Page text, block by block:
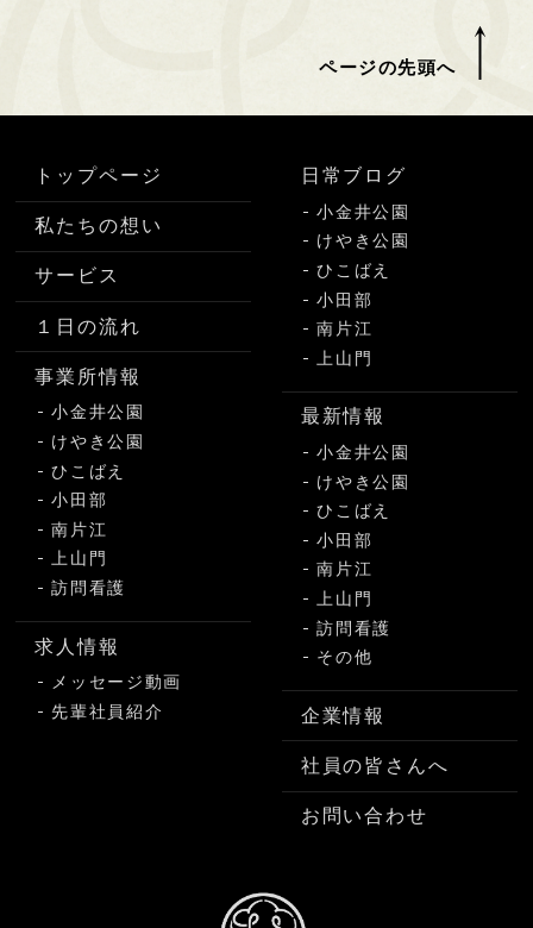
ページの先頭へ
トップページ
私たちの想い
サービス
１日の流れ
事業所情報
小金井公園
けやき公園
ひこばえ
小田部
南片江
上山門
訪問看護
求人情報
メッセージ動画
先輩社員紹介
日常ブログ
小金井公園
けやき公園
ひこばえ
小田部
南片江
上山門
最新情報
小金井公園
けやき公園
ひこばえ
小田部
南片江
上山門
訪問看護
その他
企業情報
社員の皆さんへ
お問い合わせ